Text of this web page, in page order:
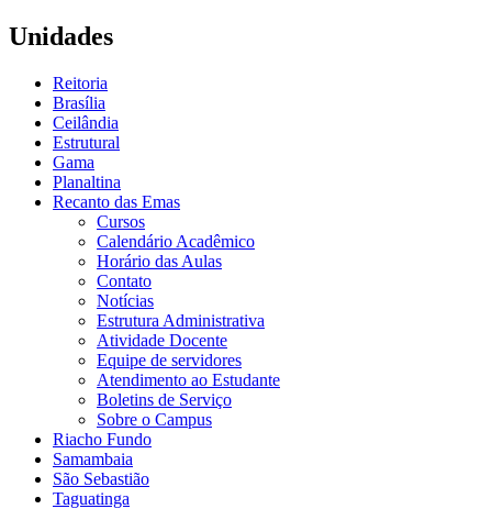
Unidades
Reitoria
Brasília
Ceilândia
Estrutural
Gama
Planaltina
Recanto das Emas
Cursos
Calendário Acadêmico
Horário das Aulas
Contato
Notícias
Estrutura Administrativa
Atividade Docente
Equipe de servidores
Atendimento ao Estudante
Boletins de Serviço
Sobre o Campus
Riacho Fundo
Samambaia
São Sebastião
Taguatinga